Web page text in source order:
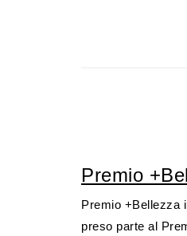
Premio
Premio +Bellezza
preso parte al